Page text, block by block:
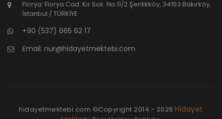
Florya: Florya Cad. Kır Sok. No:11/2 Şenlikköy, 34153 Bakırköy,
İstanbul / TÜRKİYE
+90 (537) 665 62 17
Email: nur@hidayetmektebi.com
hidayetmektebi.com ©Copyright 2014 - 2026Hidayet